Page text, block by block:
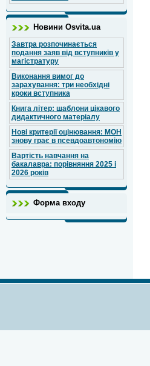
Новини Osvita.ua
Завтра розпочинається
подання заяв від вступників у
магістратуру
Виконання вимог до
зарахування: три необхідні
кроки вступника
Книга літер: шаблони цікавого
дидактичного матеріалу
Нові критерії оцінювання: МОН
знову грає в псевдоавтономію
Вартість навчання на
бакалавра: порівняння 2025 і
2026 років
Форма входу